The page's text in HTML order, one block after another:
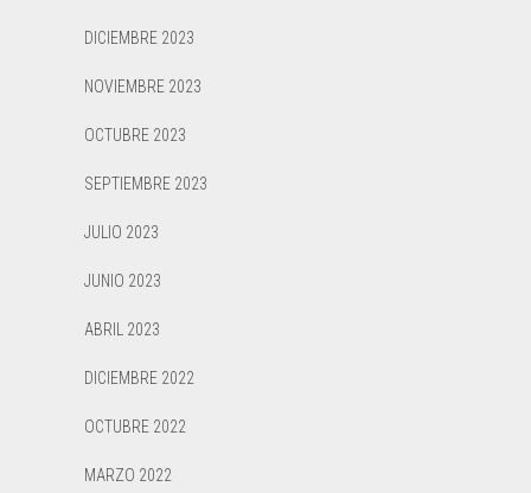
DICIEMBRE 2023
NOVIEMBRE 2023
OCTUBRE 2023
SEPTIEMBRE 2023
JULIO 2023
JUNIO 2023
ABRIL 2023
DICIEMBRE 2022
OCTUBRE 2022
MARZO 2022